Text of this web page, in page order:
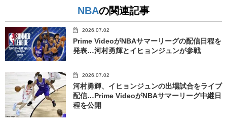
NBAの関連記事
2026.07.02
Prime VideoがNBAサマーリーグの配信日程を
発表…河村勇輝とイヒョンジュンが参戦
2026.07.02
河村勇輝、イヒョンジュンの出場試合をライブ
配信…Prime VideoがNBAサマーリーグ中継日
程を公開